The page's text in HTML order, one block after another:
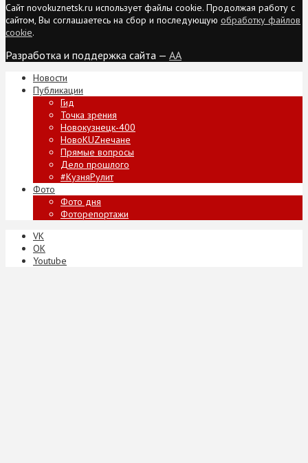
Сайт novokuznetsk.ru использует файлы cookie. Продолжая работу с
сайтом, Вы соглашаетесь на сбор и последующую обработку файлов
cookie.
Разработка и поддержка сайта — AA
Новости
Публикации
Гид
Точка зрения
Новокузнецк-400
НовоKUZнечане
Прямые вопросы
Дело прошлого
#КузняРулит
Фото
Фото дня
Фоторепортажи
VK
ОК
Youtube